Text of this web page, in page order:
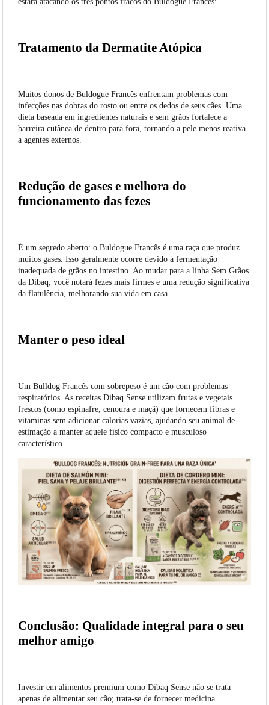
Tratamento da Dermatite Atópica
Muitos donos de Buldogue Francês enfrentam problemas com
infecções nas dobras do rosto ou entre os dedos de seus cães. Uma
dieta baseada em ingredientes naturais e sem grãos fortalece a
barreira cutânea de dentro para fora, tornando a pele menos reativa
a agentes externos.
Redução de gases e melhora do
funcionamento das fezes
É um segredo aberto: o Buldogue Francês é uma raça que produz
muitos gases. Isso geralmente ocorre devido à fermentação
inadequada de grãos no intestino. Ao mudar para a linha Sem Grãos
da Dibaq, você notará fezes mais firmes e uma redução significativa
da flatulência, melhorando sua vida em casa.
Manter o peso ideal
Um Bulldog Francês com sobrepeso é um cão com problemas
respiratórios. As receitas Dibaq Sense utilizam frutas e vegetais
frescos (como espinafre, cenoura e maçã) que fornecem fibras e
vitaminas sem adicionar calorias vazias, ajudando seu animal de
estimação a manter aquele físico compacto e musculoso
característico.
Conclusão: Qualidade integral para o seu
melhor amigo
Investir em alimentos premium como Dibaq Sense não se trata
apenas de alimentar seu cão; trata-se de fornecer medicina